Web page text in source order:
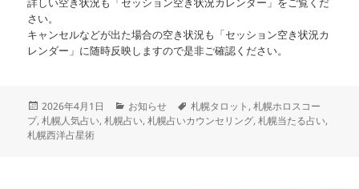
さい。
キャンセルなどが出た場合の空き状況も「セッション空き状況カ
レンダー」に随時反映しますので是非ご確認ください。
投
稿
日:
2026年4月1日
カ
テ
お知らせ
タ
グ
札幌タロット ,札幌ホロスコー
プ,札幌人気占い,札幌占い,札幌占いカウンセリング,札幌当たる占い,
札幌西洋占星術